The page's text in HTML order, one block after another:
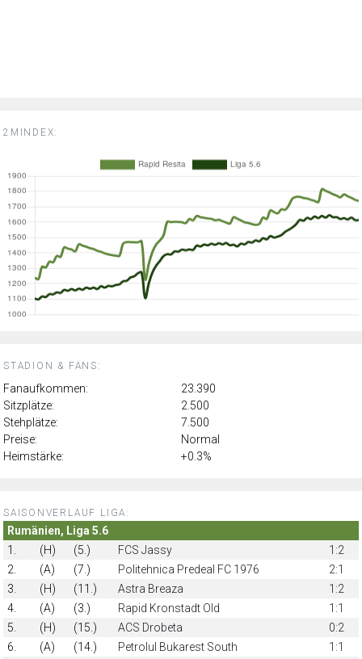
2MINDEX:
STADION & FANS:
Fanaufkommen:
23.390
Sitzplätze:
2.500
Stehplätze:
7.500
Preise:
Normal
Heimstärke:
+0.3%
SAISONVERLAUF LIGA:
Rumänien, Liga 5.6
1.
(H) (5.) FCS Jassy
1:2
2.
(A) (7.) Politehnica Predeal FC 1976
2:1
3.
(H) (11.) Astra Breaza
1:2
4.
(A) (3.) Rapid Kronstadt Old
1:1
5.
(H) (15.) ACS Drobeta
0:2
6.
(A) (14.) Petrolul Bukarest South
1:1